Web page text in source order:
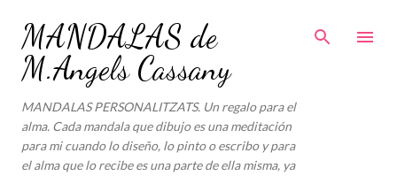
Ir al contenido principal
MANDALAS de
M.Angels Cassany
MANDALAS PERSONALITZATS. Un regalo para el
alma. Cada mandala que dibujo es una meditación
para mi cuando lo diseño, lo pinto o escribo y para
el alma que lo recibe es una parte de ella misma, ya